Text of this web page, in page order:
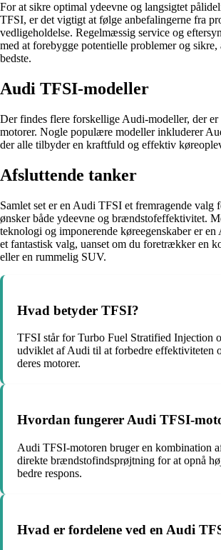
For at sikre optimal ydeevne og langsigtet
TFSI, er det vigtigt at følge anbefalingerne fra
vedligeholdelse. Regelmæssig service og
med at forebygge potentielle problemer og
bedste.
Audi TFSI-modeller
Der findes flere forskellige Audi-modeller, der
motorer. Nogle populære modeller inkluderer
der alle tilbyder en kraftfuld og effektiv
Afsluttende tanker
Samlet set er en Audi TFSI et fremragende valg
ønsker både ydeevne og brændstofeffektivitet.
teknologi og imponerende køreegenskaber er
et fantastisk valg, uanset om du foretrækker en
eller en rummelig SUV.
Hvad betyder TFSI?
TFSI står for Turbo Fuel Stratified Injection
udviklet af Audi til at forbedre effektiviteten
deres motorer.
Hvordan fungerer Audi TFSI-
Audi TFSI-motoren bruger en kombination
direkte brændstofindsprøjtning for at opnå
bedre respons.
Hvad er fordelene ved en Audi